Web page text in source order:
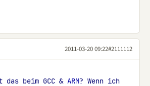
2011-03-20 09:22#2111112
beim GCC & ARM? Wenn ich